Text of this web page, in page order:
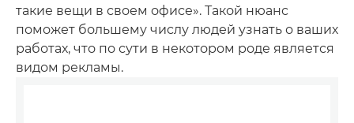
такие вещи в своем офисе». Такой нюанс
поможет большему числу людей узнать о ваших
работах, что по сути в некотором роде является
видом рекламы.